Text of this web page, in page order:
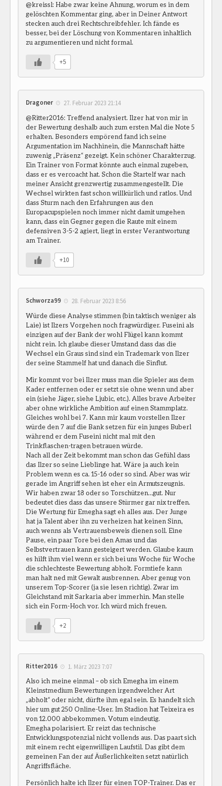
@kreissl: Habe zwar keine Ahnung, worum es in dem
gelöschten Kommentar ging, aber in Deiner Antwort
stecken auch drei Rechtschreibfehler. Ich fände es
besser, bei der Löschung von Kommentaren inhaltlich
zu argumentieren und nicht formal.
+5
Dragoner 27. Februar 2023 21:14
@Ritter2016: Treffend analysiert. Ilzer hat von mir in
der Bewertung deshalb auch zum ersten Mal die Note 5
erhalten. Besonders empörend fand ich seine
Argumentation im Nachhinein, die Mannschaft hätte
zuwenig „Präsenz“ gezeigt. Kein schöner Charakterzug.
Ein Trainer von Format könnte auch einmal zugeben,
dass er es vercoacht hat. Schon die Startelf war nach
meiner Ansicht grenzwertig zusammengestellt. Die
Wechsel wirkten fast schon willkürlich und ratlos. Und
dass Sturm nach den Erfahrungen aus den
Europacupspielen noch immer nicht damit umgehen
kann, dass ein Gegner gegen die Raute mit einem
defensiven 3-5-2 agiert, liegt in erster Verantwortung
am Trainer.
+10
Schworza99 28. Februar 2023 8:56
Würde diese Analyse stimmen (bin taktisch weniger als
Laie) ist Ilzers Vorgehen noch fragwürdiger. Fuseini als
einzigen auf der Bank der wohl Flügel kann kommt
nicht rein. Ich glaube dieser Umstand dass das die
Wechsel ein Graus sind sind ein Trademark von Ilzer
der seine Stammelf hat und danach die Sinflut.
Mir kommt vor bei Ilzer muss man die Spieler aus dem
Kader entfernen oder er setzt sie ohne wenn und aber
ein (siehe Jäger, siehe Ljubic, etc.). Alles brave Arbeiter
aber ohne wirkliche Ambition auf einen Stammplatz.
Gleiches wohl bei 7. Kann mir kaum vorstellen Ilzer
würde den 7 auf die Bank setzen für ein junges Buberl
während er dem Fuseini nicht mal mit den
Trinkflaschen-tragen betrauen würde.
Nach all der Zeit bekommt man schon das Gefühl dass
das Ilzer so seine Lieblinge hat. Wäre ja auch kein
Problem wenn es ca. 15-16 oder so sind. Aber was wir
gerade im Angriff sehen ist eher ein Armutszeugnis.
Wir haben zwar 18 oder so Torschützen…gut. Nur
bedeutet dies dass das unsere Stürmer gar nix treffen.
Die Wertung für Emegha sagt eh alles aus. Der Junge
hat ja Talent aber ihn zu verheizen hat keinen Sinn,
auch wenns als Vertrauensbeweis dienen soll. Eine
Pause, ein paar Tore bei den Amas und das
Selbstvertrauen kann gesteigert werden. Glaube kaum
es hilft ihm viel wenn er sich bei uns Woche für Woche
die schlechteste Bewertung abholt. Formtiefe kann
man halt ned mit Gewalt ausbrennen. Aber genug von
unserem Top-Scorer (ja sie lesen richtig). Zwar im
Gleichstand mit Sarkaria aber immerhin. Man stelle
sich ein Form-Hoch vor. Ich würd mich freuen.
+2
Ritter2016 1. März 2023 7:07
Also ich meine einmal – ob sich Emegha im einem
Kleinstmedium Bewertungen irgendwelcher Art
„abholt“ oder nicht, dürfte ihm egal sein. Es handelt sich
hier um gut 250 Online-User. Im Stadion hat Teixeira es
von 12.000 abbekommen. Votum eindeutig.
Emegha polarisiert. Er reizt das technische
Entwicklungspotenzial nicht vollends aus. Das paart sich
mit einem recht eigenwilligen Laufstil. Das gibt dem
gemeinen Fan der auf Äußerlichkeiten setzt natürlich
Angriffsfläche.
Persönlich halte ich Ilzer für einen TOP-Trainer. Das er